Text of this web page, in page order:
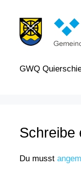
GWQ
Schreibe
Du musst